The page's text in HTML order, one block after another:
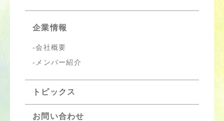
企業情報
会社概要
メンバー紹介
トピックス
お問い合わせ